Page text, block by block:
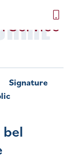
Service
Signature